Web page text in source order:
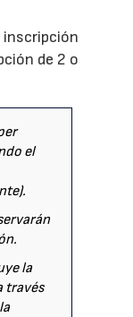
inscripción
de 2 o
el
la
través